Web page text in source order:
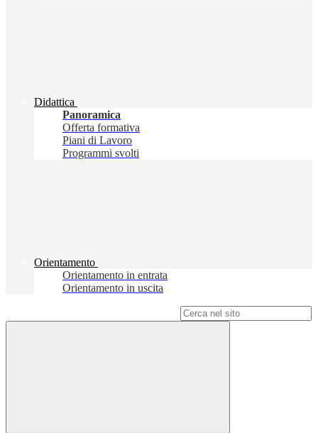
Didattica
Panoramica
Offerta formativa
Piani di Lavoro
Programmi svolti
Orientamento
Orientamento in entrata
Orientamento in uscita